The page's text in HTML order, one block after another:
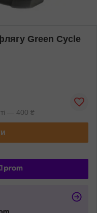
Green Cycle
— 400 ₴